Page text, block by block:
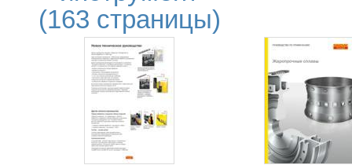
(163 страницы)